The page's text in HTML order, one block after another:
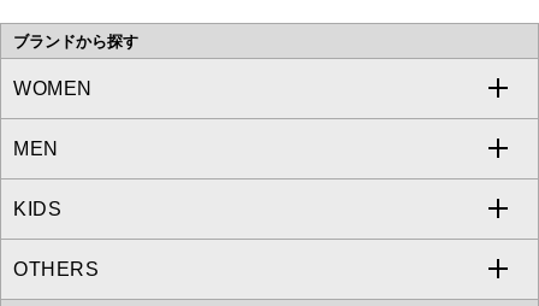
ブランドから探す
WOMEN
a.v.v
MICHEL KLEIN
MK MICHEL KLEIN
MEN
a.v.v
MICHEL KLEIN HOMME
KIDS
a.v.v
OTHERS